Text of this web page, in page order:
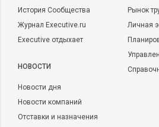
История Сообщества
Журнал Executive.ru
Executive отдыхает
НОВОСТИ
Новости дня
Новости компаний
Отставки и назначения
Рынок
Личная